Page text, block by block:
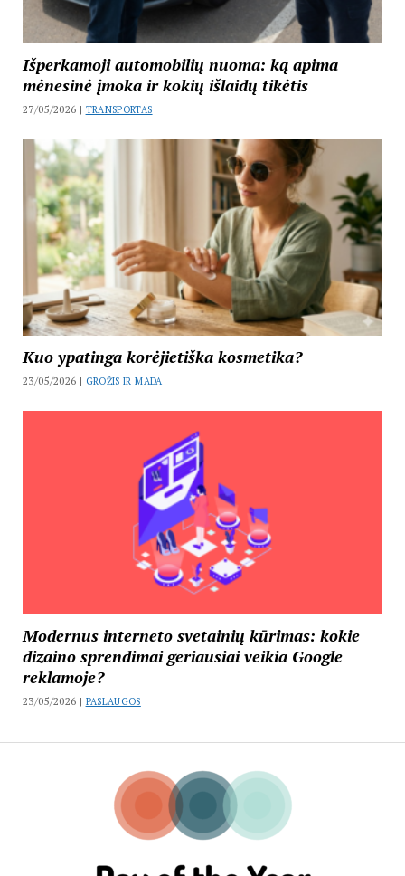
Išperkamoji automobilių nuoma: ką apima
mėnesinė įmoka ir kokių išlaidų tikėtis
27/05/2026 | TRANSPORTAS
Kuo ypatinga korėjietiška kosmetika?
23/05/2026 | GROŽIS IR MADA
Modernus interneto svetainių kūrimas: kokie
dizaino sprendimai geriausiai veikia Google
reklamoje?
23/05/2026 | PASLAUGOS